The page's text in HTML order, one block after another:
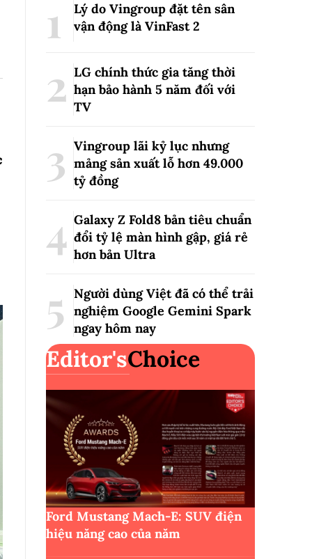
Lý do Vingroup đặt tên sân
vận động là VinFast2
LG chính thức gia tăng thời
hạn bảo hành 5 năm đối với
TV
Vingroup lãi kỷ lục nhưng
mảng sản xuất lỗ hơn 49.000
tỷ đồng
Galaxy Z Fold8 bản tiêu chuẩn
đổi tỷ lệ màn hình gập, giá rẻ
hơn bản Ultra
Người dùng Việt đã có thể trải
nghiệm Google Gemini Spark
ngay hôm nay
Editor'sChoice
Ford Mustang Mach-E: SUV điện
hiệu năng cao của năm